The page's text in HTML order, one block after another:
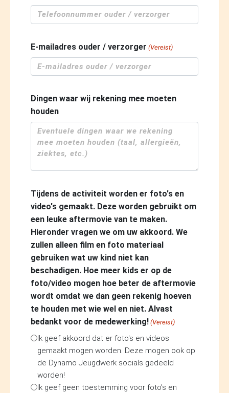
E-mailadres ouder / verzorger (Vereist)
Dingen waar wij rekening mee moeten
houden
Tijdens de activiteit worden er foto's en
video's gemaakt. Deze worden gebruikt om
een leuke aftermovie van te maken.
Hieronder vragen we om uw akkoord. We
zullen alleen film en foto materiaal
gebruiken wat uw kind niet kan
beschadigen. Hoe meer kids er op de
foto/video mogen hoe beter de aftermovie
wordt omdat we dan geen rekenig hoeven
te houden met wie wel en niet. Alvast
bedankt voor de medewerking! (Vereist)
Ik geef akkoord dat er foto's en videos
gemaakt mogen worden. Deze mogen ook op
de Dynamo Jeugdwerk socials gedeeld
worden!
Ik geef geen toestemming voor foto's en